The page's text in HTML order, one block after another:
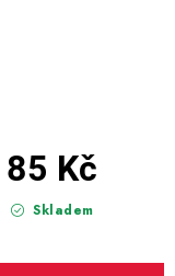
Skladem
85 Kč